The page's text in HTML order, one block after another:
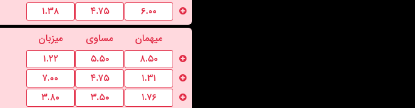
۱.۳۸ ۴.۷۵
۶.۰۰
میزبان مساوی
میهمان
۱.۲۲ ۵.۵۰
۸.۵۰
۷.۰۰ ۴.۷۵
۱.۳۱
۳.۸۰ ۳.۵۰
۱.۷۶